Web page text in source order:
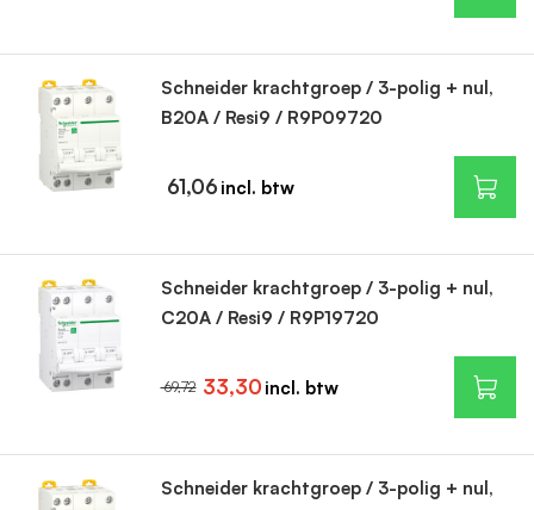
Schneider krachtgroep / 3-polig + nul,
B20A / Resi9 / R9P09720
61,06
Schneider krachtgroep / 3-polig + nul,
C20A / Resi9 / R9P19720
33,30
69,72
Schneider krachtgroep / 3-polig + nul,